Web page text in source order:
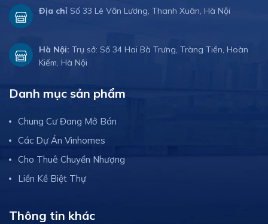
Địa chỉ Số 33 Lê Văn Lương, Thanh Xuân, Hà Nội
Hà Nội: Trụ sở: Số 34 Hai Bà Trưng, Tràng Tiền, Hoàn
Kiếm, Hà Nội
Danh mục sản phẩm
Chung Cư Đang Mở Bán
Các Dự Án Vinhomes
Cho Thuê Chuyển Nhượng
Liền Kề Biệt Thự
Thông tin khác